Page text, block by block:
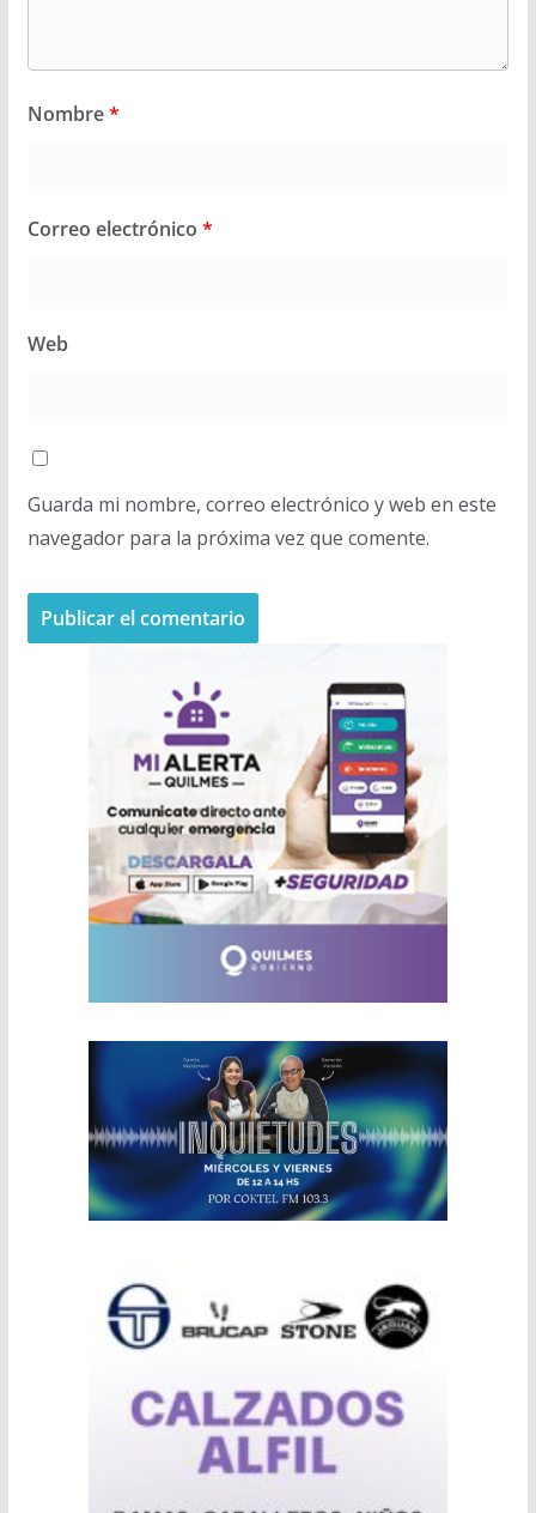
Nombre*
Correo electrónico *
Web
Guarda mi nombre, correo electrónico y web en este
navegador para la próxima vez que comente.